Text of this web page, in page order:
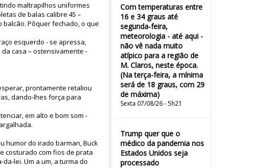
Com temperaturas entre
16 e 34 graus até
segunda-feira,
meteorologia - até aqui -
não vê nada muito
atípico para a região de
M. Claros, neste época.
(Na terça-feira, a mínima
será de 18 graus, com 29
de máxima)
Sexta 07/08/26 - 5h21
Trump quer que o
médico da pandemia nos
Estados Unidos seja
processado
maltrapilhos uniformes
de balas calibre 45 –
Pôquer fechado, o que
esquerdo - se apressa,
casa – ostensivamente -
prontamente retaliou
dando-lhes força para
em alto e bom som -
humor do irado barman, Buck
costurado com fios de prata
lei. Um a um, a turma do